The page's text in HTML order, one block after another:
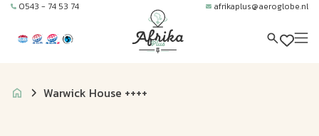
0543 - 74 53 74 afrikaplus@aeroglobe.nl
Warwick House ++++